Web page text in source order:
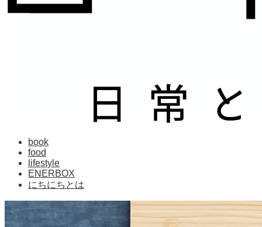
book
food
lifestyle
ENERBOX
にちにちとは